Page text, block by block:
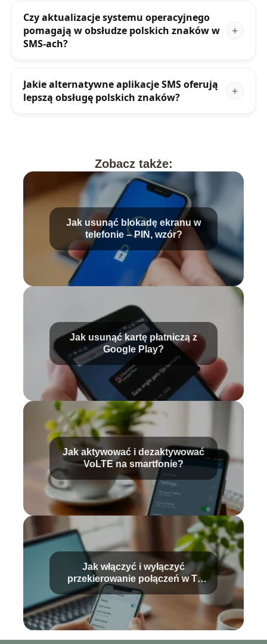
Czy aktualizacje systemu operacyjnego
pomagają w obsłudze polskich znaków w
SMS-ach?
Jakie alternatywne aplikacje SMS oferują
lepszą obsługę polskich znaków?
Zobacz także:
Jak usunąć blokadę ekranu w
telefonie – PIN, wzór?
Jak usunąć kartę płatniczą z
Google Play?
Jak aktywować i dezaktywować
VoLTE na smartfonie?
Jak włączyć i wyłączyć
przekierowanie połączeń w T-
Mobile?